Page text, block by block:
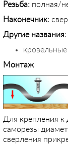
Резьба: полная/
Наконечник:
Другие названия:
Монтаж
Для крепления к
саморезы
сверления